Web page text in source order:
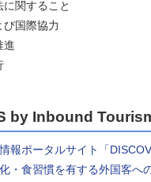
関すること
び国際協力
進
by Inbound
報ポータルサイト「
・食習慣を有する外国客へ